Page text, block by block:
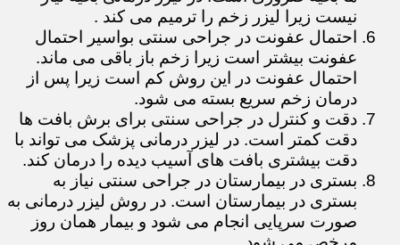
نیست زیرا لیزر زخم را ترمیم می کند .
احتمال عفونت در جراحی سنتی بواسیر احتمال
عفونت بیشتر است زیرا زخم باز باقی می ماند.
احتمال عفونت در این روش کم است زیرا پس از
درمان زخم سریع بسته می شود.
دقت و کنترل در جراحی سنتی برای برش بافت ها
دقت کمتر است. در لیزر درمانی پزشک می تواند با
دقت بیشتری بافت های آسیب دیده را درمان کند.
بستری در بیمارستان در جراحی سنتی نیاز به
بستری در بیمارستان است. در روش لیزر درمانی به
صورت سرپایی انجام می شود و بیمار همان روز